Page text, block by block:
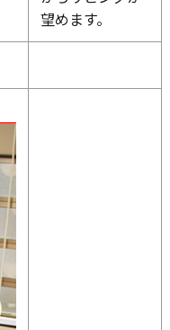
望めます。